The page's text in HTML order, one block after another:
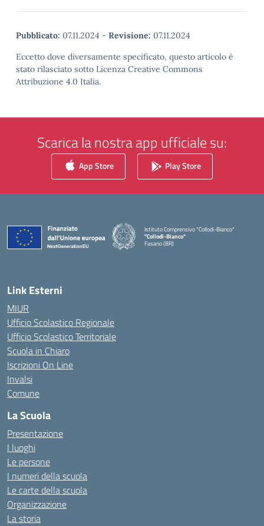
Pubblicato: 07.11.2024 - Revisione: 07.11.2024
Eccetto dove diversamente specificato, questo articolo è
stato rilasciato sotto Licenza Creative Commons
Attribuzione 4.0 Italia.
Scarica la nostra app ufficiale su:
App Store Play Store
Istituto Comprensivo "Collodi-Bianco"
"Collodi-Bianco"
Fasano (BR)
Link Esterni
MIUR
Ufficio Scolastico Regionale
Ufficio Scolastico Territoriale
Scuola in Chiaro
Iscrizioni On Line
Invalsi
Comune
La Scuola
Presentazione
I luoghi
Le persone
I numeri della scuola
Le carte della scuola
Organizzazione
La storia